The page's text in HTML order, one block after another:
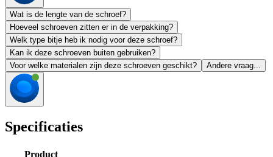
Wat is de lengte van de schroef?
Hoeveel schroeven zitten er in de verpakking?
Welk type bitje heb ik nodig voor deze schroef?
Kan ik deze schroeven buiten gebruiken?
Voor welke materialen zijn deze schroeven geschikt?
Andere vraag...
Specificaties
Product